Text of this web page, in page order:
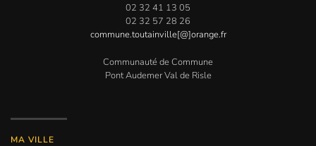
02 32 41 13 05
02 32 57 28 26
commune.toutainville[@]orange.fr
Communauté de Commune
Pont Audemer Val de Risle
MA VILLE